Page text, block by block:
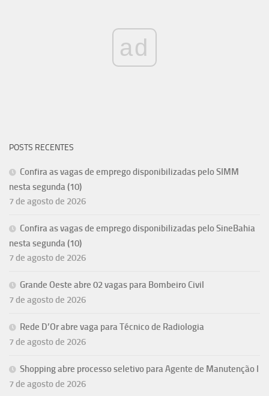
ad
POSTS RECENTES
Confira as vagas de emprego disponibilizadas pelo SIMM
nesta segunda (10)
7 de agosto de 2026
Confira as vagas de emprego disponibilizadas pelo SineBahia
nesta segunda (10)
7 de agosto de 2026
Grande Oeste abre 02 vagas para Bombeiro Civil
7 de agosto de 2026
Rede D’Or abre vaga para Técnico de Radiologia
7 de agosto de 2026
Shopping abre processo seletivo para Agente de Manutenção I
7 de agosto de 2026